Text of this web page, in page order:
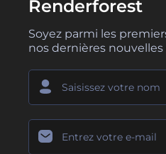
Renderforest
Soyez parmi les
nos dernières nouvelles